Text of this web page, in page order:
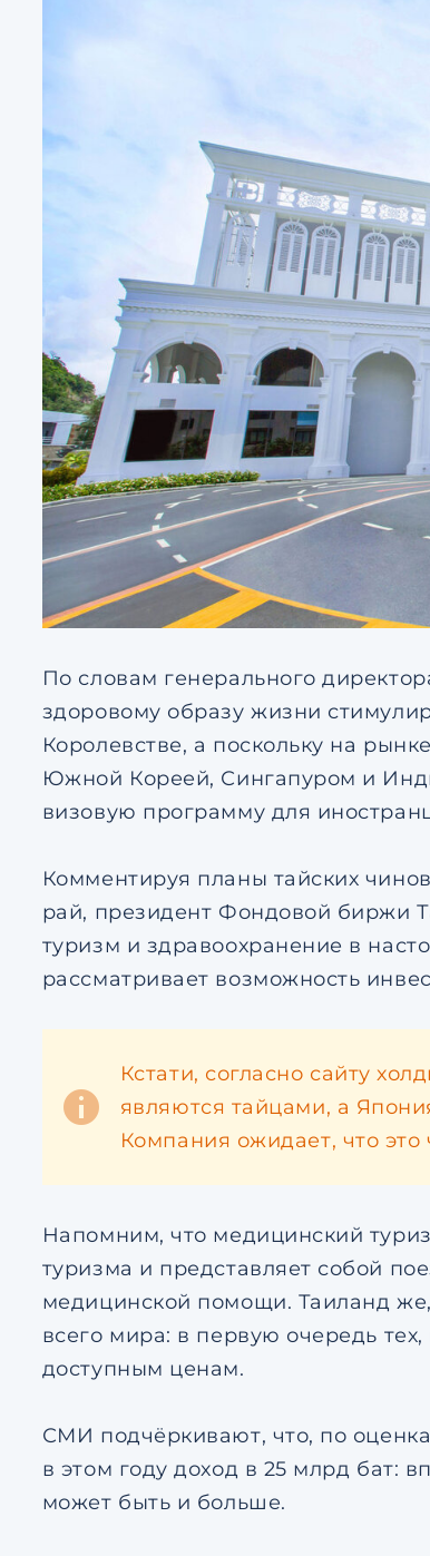
По словам генерального
здоровому образу жизни
Королевстве, а поскольку на
Южной Кореей, Сингапуром и
визовую программу для
Комментируя планы тайских
рай, президент Фондовой биржи
туризм и здравоохранение в
рассматривает возможность
Кстати, согласно сайту
являются тайцами, а
Компания ожидает, что это
Напомним, что медицинский
туризма и представляет собой
медицинской помощи. Таиланд
всего мира: в первую очередь
доступным ценам.
СМИ подчёркивают, что, по
в этом году доход в 25 млрд бат:
может быть и больше.